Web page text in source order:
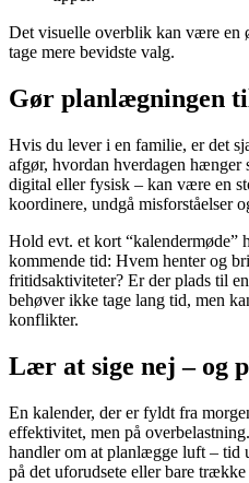
Det visuelle overblik kan være en
tage mere bevidste valg.
Gør planlægningen
Hvis du lever i en familie, er det
afgør, hvordan hverdagen
digital eller fysisk – kan være en
koordinere, undgå misforståelser
Hold evt. et kort “kalendermøde”
kommende tid: Hvem henter og
fritidsaktiviteter? Er der plads til
behøver ikke tage lang tid, men
konflikter.
Lær at sige nej – og
En kalender, der er fyldt fra
effektivitet, men på
handler om at planlægge luft – tid
på det uforudsete eller bare trække